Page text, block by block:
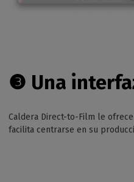
❸ Una
Caldera Direct-to-Film le
facilita centrarse en su